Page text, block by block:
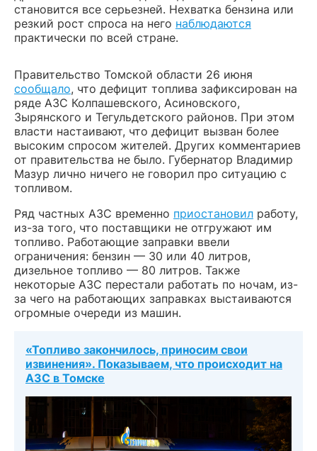
становится все серьезней. Нехватка бензина или
резкий рост спроса на него наблюдаются
практически по всей стране.
Правительство Томской области 26 июня
сообщало, что дефицит топлива зафиксирован на
ряде АЗС Колпашевского, Асиновского,
Зырянского и Тегульдетского районов. При этом
власти настаивают, что дефицит вызван более
высоким спросом жителей. Других комментариев
от правительства не было. Губернатор Владимир
Мазур лично ничего не говорил про ситуацию с
топливом.
Ряд частных АЗС временно приостановил работу,
из-за того, что поставщики не отгружают им
топливо. Работающие заправки ввели
ограничения: бензин — 30 или 40 литров,
дизельное топливо — 80 литров. Также
некоторые АЗС перестали работать по ночам, из-
за чего на работающих заправках выстаиваются
огромные очереди из машин.
«Топливо закончилось, приносим свои
извинения». Показываем, что происходит на
АЗС в Томске